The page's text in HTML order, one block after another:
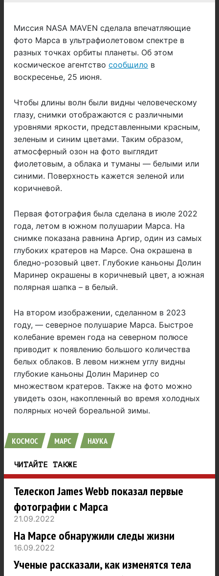
Миссия NASA MAVEN сделала впечатляющие
фото Марса в ультрафиолетовом спектре в
разных точках орбиты планеты. Об этом
космическое агентство сообщило в
воскресенье, 25 июня.
Чтобы длины волн были видны человеческому
глазу, снимки отображаются с различными
уровнями яркости, представленными красным,
зеленым и синим цветами. Таким образом,
атмосферный озон на фото выглядит
фиолетовым, а облака и туманы — белыми или
синими. Поверхность кажется зеленой или
коричневой.
Первая фотография была сделана в июле 2022
года, летом в южном полушарии Марса. На
снимке показана равнина Аргир, один из самых
глубоких кратеров на Марсе. Она окрашена в
бледно-розовый цвет. Глубокие каньоны Долин
Маринер окрашены в коричневый цвет, а южная
полярная шапка – в белый.
На втором изображении, сделанном в 2023
году, — северное полушарие Марса. Быстрое
колебание времен года на северном полюсе
приводит к появлению большого количества
белых облаков. В левом нижнем углу видны
глубокие каньоны Долин Маринер со
множеством кратеров. Также на фото можно
увидеть озон, накопленный во время холодных
полярных ночей бореальной зимы.
КОСМОС МАРС НАУКА
ЧИТАЙТЕ ТАКЖЕ
Телескоп James Webb показал первые
фотографии с Марса
21.09.2022
На Марсе обнаружили следы жизни
16.09.2022
Ученые рассказали, как изменятся тела